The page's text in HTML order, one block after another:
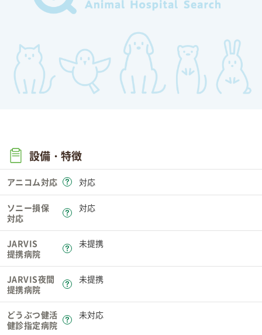
設備・特徴
アニコム対応 対応
ソニー損保
対応
対応
JARVIS
提携病院
未提携
JARVIS夜間
提携病院
未提携
どうぶつ健活
健診指定病院
未対応